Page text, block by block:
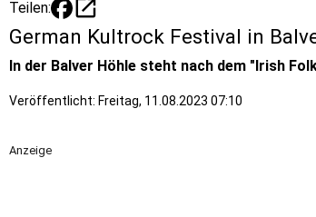
Teilen: open_in_new
German Kultrock Festival in
In der Balver Höhle steht nach dem "Irish
Veröffentlicht: Freitag, 11.08.2023 07:10
Anzeige